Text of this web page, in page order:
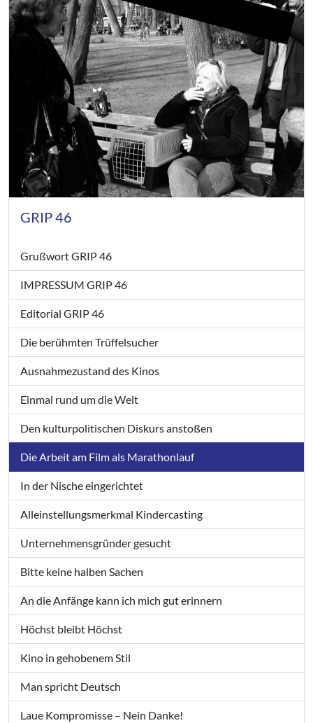
GRIP 46
Grußwort GRIP 46
IMPRESSUM GRIP 46
Editorial GRIP 46
Die berühmten Trüffelsucher
Ausnahmezustand des Kinos
Einmal rund um die Welt
Den kulturpolitischen Diskurs anstoßen
Die Arbeit am Film als Marathonlauf
In der Nische eingerichtet
Alleinstellungsmerkmal Kindercasting
Unternehmensgründer gesucht
Bitte keine halben Sachen
An die Anfänge kann ich mich gut erinnern
Höchst bleibt Höchst
Kino in gehobenem Stil
Man spricht Deutsch
Laue Kompromisse – Nein Danke!